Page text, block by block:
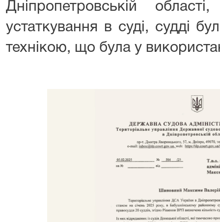
Дніпропетровській
устаткування в суді, судді
технікою, що була у